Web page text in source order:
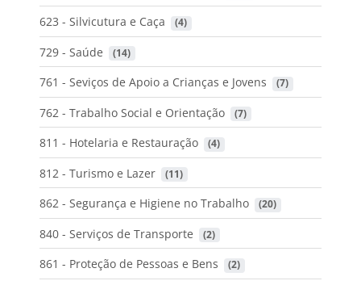
623 - Silvicutura e Caça (4)
729 - Saúde (14)
761 - Seviços de Apoio a Crianças e Jovens (7)
762 - Trabalho Social e Orientação (7)
811 - Hotelaria e Restauração (4)
812 - Turismo e Lazer (11)
862 - Segurança e Higiene no Trabalho (20)
840 - Serviços de Transporte (2)
861 - Proteção de Pessoas e Bens (2)